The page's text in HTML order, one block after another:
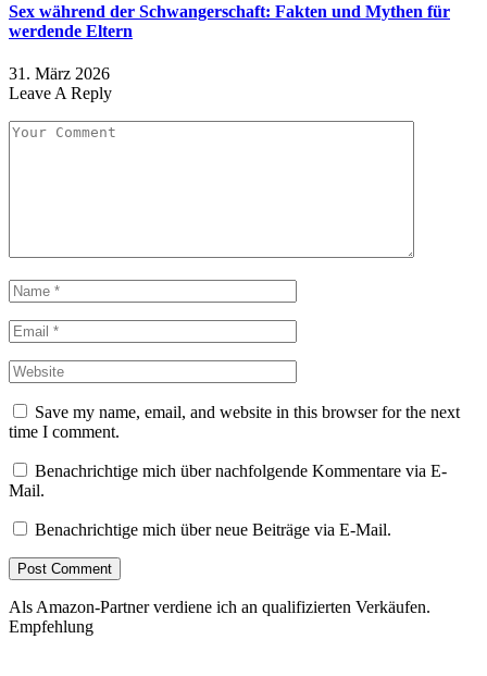
Sex während der Schwangerschaft: Fakten und Mythen für
werdende Eltern
31. März 2026
Leave A Reply
Save my name, email, and website in this browser for the next
time I comment.
Benachrichtige mich über nachfolgende Kommentare via E-
Mail.
Benachrichtige mich über neue Beiträge via E-Mail.
Als Amazon-Partner verdiene ich an qualifizierten Verkäufen.
Empfehlung